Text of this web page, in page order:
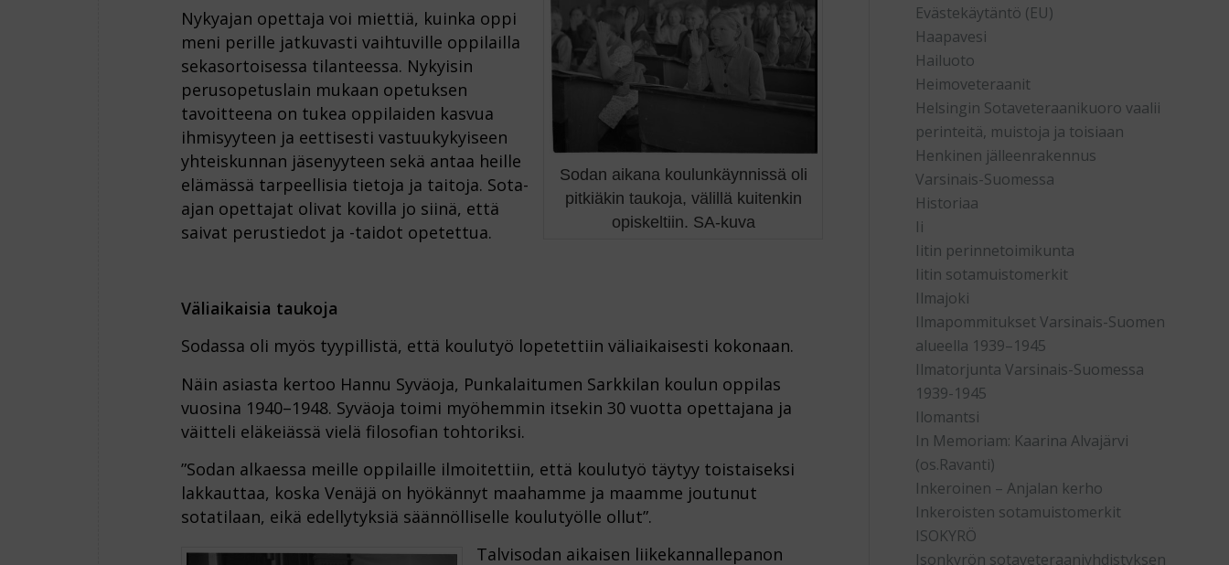
Sodan aikana koulunkäynnissä oli
pitkiäkin taukoja, välillä kuitenkin
opiskeltiin. SA-kuva
Nykyajan opettaja voi miettiä, kuinka oppi
meni perille jatkuvasti vaihtuville oppilailla
sekasortoisessa tilanteessa. Nykyisin
perusopetuslain mukaan opetuksen
tavoitteena on tukea oppilaiden kasvua
ihmisyyteen ja eettisesti vastuukykyiseen
yhteiskunnan jäsenyyteen sekä antaa heille
elämässä tarpeellisia tietoja ja taitoja. Sota-
ajan opettajat olivat kovilla jo siinä, että
saivat perustiedot ja -taidot opetettua.
Väliaikaisia taukoja
Sodassa oli myös tyypillistä, että koulutyö lopetettiin väliaikaisesti kokonaan.
Näin asiasta kertoo Hannu Syväoja, Punkalaitumen Sarkkilan koulun oppilas
vuosina 1940–1948. Syväoja toimi myöhemmin itsekin 30 vuotta opettajana ja
väitteli eläkeiässä vielä filosofian tohtoriksi.
”Sodan alkaessa meille oppilaille ilmoitettiin, että koulutyö täytyy toistaiseksi
lakkauttaa, koska Venäjä on hyökännyt maahamme ja maamme joutunut
sotatilaan, eikä edellytyksiä säännölliselle koulutyölle ollut”.
Talvisodan aikaisen liikekannallepanon
Evästekäytäntö (EU)
Haapavesi
Hailuoto
Heimoveteraanit
Helsingin Sotaveteraanikuoro vaalii
perinteitä, muistoja ja toisiaan
Henkinen jälleenrakennus
Varsinais-Suomessa
Historiaa
Ii
Iitin perinnetoimikunta
Iitin sotamuistomerkit
Ilmajoki
Ilmapommitukset Varsinais-Suomen
alueella 1939–1945
Ilmatorjunta Varsinais-Suomessa
1939-1945
Ilomantsi
In Memoriam: Kaarina Alvajärvi
(os.Ravanti)
Inkeroinen – Anjalan kerho
Inkeroisten sotamuistomerkit
ISOKYRÖ
Isonkyrön sotaveteraaniyhdistyksen